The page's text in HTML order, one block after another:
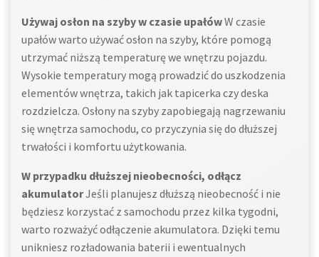
Używaj osłon na szyby w czasie upałówW czasie
upałów warto używać osłon na szyby, które pomogą
utrzymać niższą temperaturę we wnętrzu pojazdu.
Wysokie temperatury mogą prowadzić do uszkodzenia
elementów wnętrza, takich jak tapicerka czy deska
rozdzielcza. Osłony na szyby zapobiegają nagrzewaniu
się wnętrza samochodu, co przyczynia się do dłuższej
trwałości i komfortu użytkowania.
W przypadku dłuższej nieobecności, odłącz
akumulatorJeśli planujesz dłuższą nieobecność i nie
będziesz korzystać z samochodu przez kilka tygodni,
warto rozważyć odłączenie akumulatora. Dzięki temu
unikniesz rozładowania baterii i ewentualnych